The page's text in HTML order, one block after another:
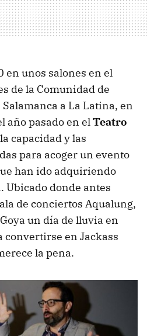
en unos salones en el
de la Comunidad de
a La Latina, en
año pasado en elTeatro
capacidad y las
para acoger un evento
han ido adquiriendo
Ubicado donde antes
de conciertos Aqualung,
un día de lluvia en
convertirse en Jackass
la pena.